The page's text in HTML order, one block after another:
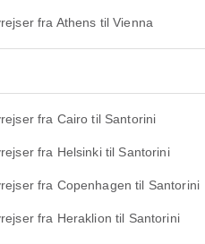
fra Athens til Vienna
fra Cairo til Santorini
fra Helsinki til Santorini
fra Copenhagen til Santorini
fra Heraklion til Santorini